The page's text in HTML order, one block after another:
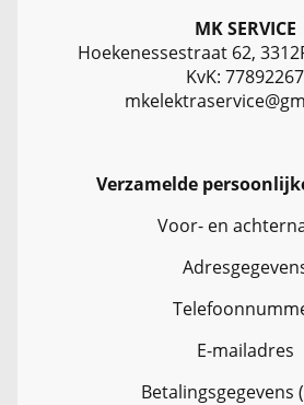
MK SERVICE
Hoekenessestraat 62,
KvK: 77892267
Verzamelde
Voor- en
E-mailadres
Betalingsgegevens